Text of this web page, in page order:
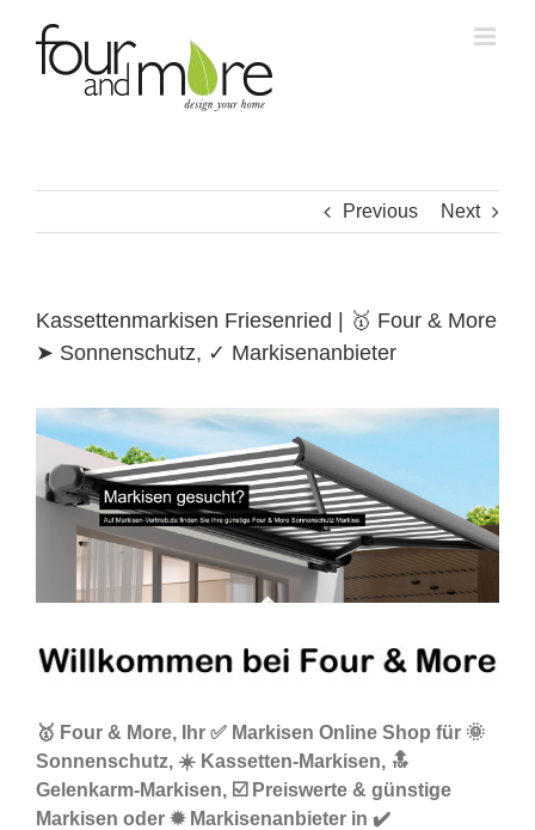
content
Previous Next
Kassettenmarkisen Friesenried | 🥇 Four & More
➤ Sonnenschutz, ✓ Markisenanbieter
🥇 Four & More, Ihr ✅ Markisen Online Shop für 🌞
Sonnenschutz, ☀️ Kassetten-Markisen, 🔝
Gelenkarm-Markisen, ☑️ Preiswerte & günstige
Markisen oder ✹ Markisenanbieter in ✔️